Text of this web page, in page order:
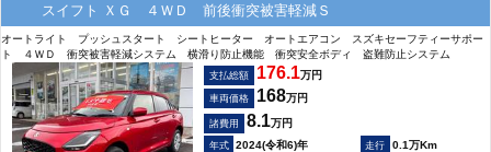
スイフト ＸＧ ４ＷＤ 前後衝突被害軽減Ｓ
オートライト プッシュスタート シートヒーター オートエアコン スズキセーフティーサポー
ト ４ＷＤ 衝突被害軽減システム 横滑り防止機能 衝突安全ボディ 盗難防止システム
支払総額 176.1万円
車両価格 168万円
諸費用 8.1万円
2024(令和6)年
0.1万Km